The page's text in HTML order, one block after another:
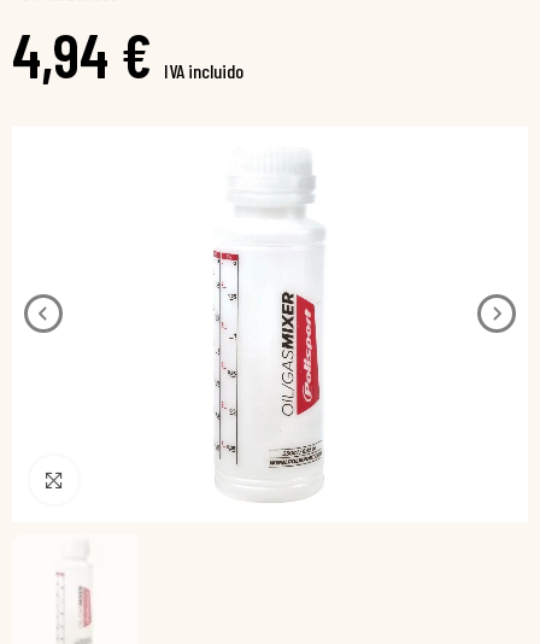
4,94 € IVA incluido
Pincha para agrandar